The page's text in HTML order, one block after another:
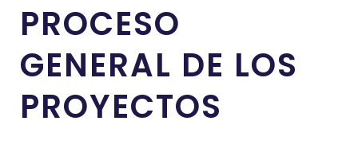
PROCESO
GENERAL DE LOS
PROYECTOS